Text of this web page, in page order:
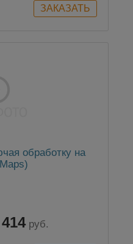
обработку на
руб.